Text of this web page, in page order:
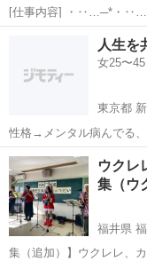
[仕事内容] ・‥…─*・
テック株式会社】 当社で
たしている、 ワイヤーハ
製造を成形・プ...
御殿場市
人生を
女25〜45
東京都
性格→メンタル病んでる
分かりません)。…
東京 新宿区 新宿駅
ウクレ
集（ウ
福井県
集（追加）】ウクレレ、カ